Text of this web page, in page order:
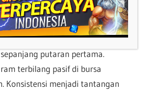
Pertandingan ini sarat gengsi dan
putaran pertama.
terbilang pasif di bursa
Konsistensi menjadi tantangan